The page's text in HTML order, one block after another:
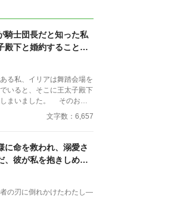
騎士団長だと知った私
殿下と婚約することに
る私、イリアは舞踏会場を
いると、そこに王太子殿下
した。 そのお相
。 あぁ、なん
な、こんなのって……尊
文字数：6,657
に命を救われ、溺愛さ
彼が私を抱きしめる
匂い』がするのです
の刃に倒れかけたわたし―